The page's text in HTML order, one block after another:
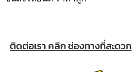
ติดต่อเรา คลิก ช่องทางที่สะดวก